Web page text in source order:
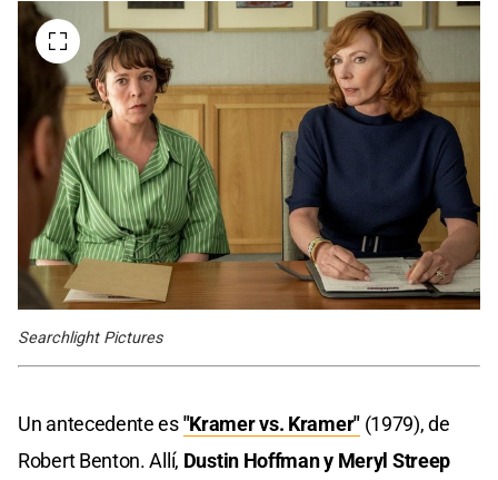
Searchlight Pictures
Un antecedente es"Kramer vs. Kramer" (1979), de
Robert Benton. Allí, Dustin Hoffman y Meryl Streep